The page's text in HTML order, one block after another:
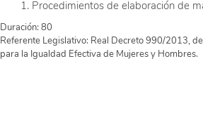
Procedimientos de elaboración de
- Servicios de salud para las mujeres.
Servicios para la salud y la autonomía
Duración: 80
Referente Legislativo: Real Decreto 990/2013,
para la Igualdad Efectiva de Mujeres y Hombres.